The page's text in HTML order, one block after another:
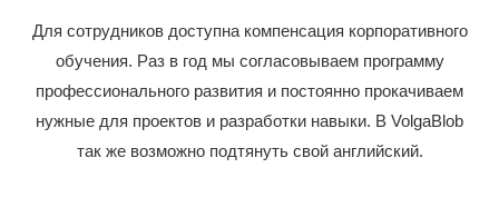
Для сотрудников доступна компенсация корпоративного
обучения. Раз в год мы согласовываем программу
профессионального развития и постоянно прокачиваем
нужные для проектов и разработки навыки. В VolgaBlob
так же возможно подтянуть свой английский.